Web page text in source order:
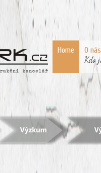
Home O nás
Kdo